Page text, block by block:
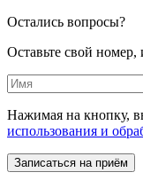
Остались вопросы?
Оставьте свой
Нажимая на кнопку,
использования и
Записаться на приём